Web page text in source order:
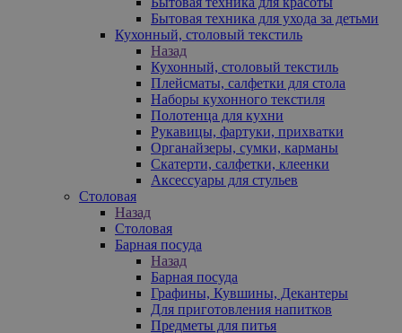
Бытовая техника для ухода за детьми
Кухонный, столовый текстиль
Назад
Кухонный, столовый текстиль
Плейсматы, салфетки для стола
Наборы кухонного текстиля
Полотенца для кухни
Рукавицы, фартуки, прихватки
Органайзеры, сумки, карманы
Скатерти, салфетки, клеенки
Аксессуары для стульев
Столовая
Назад
Столовая
Барная посуда
Назад
Барная посуда
Графины, Кувшины, Декантеры
Для приготовления напитков
Предметы для питья